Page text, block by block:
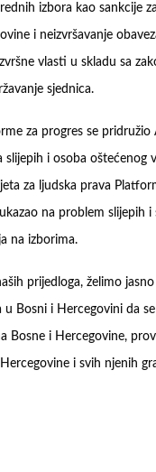
izbora kao sankcije
i neizvršavanje
vlasti u skladu sa
sjednica.
za progres se
slijepih i osoba oštećenog
za ljudska prava
na problem slijepih i
na izborima.
prijedloga, želimo
u Bosni i Hercegovini da
Bosne i Hercegovine,
i svih njenih